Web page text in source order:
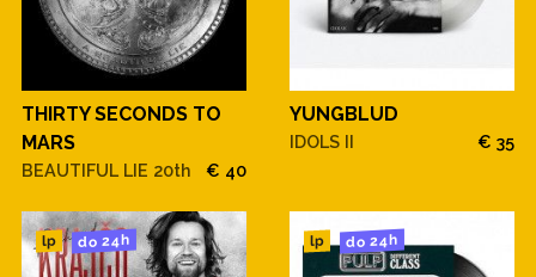
THIRTY SECONDS TO
MARS
BEAUTIFUL LIE 20th € 40
YUNGBLUD
IDOLS II € 35
lp do 24h lp do 24h